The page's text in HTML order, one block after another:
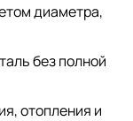
диаметра,
без полной
отопления и